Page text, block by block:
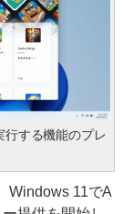
する機能のプレ
Windows 11でA